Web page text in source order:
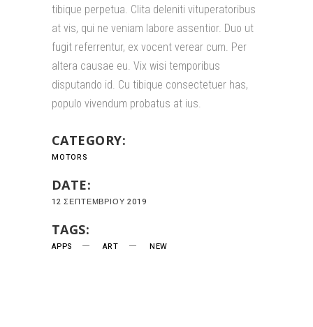
tibique perpetua. Clita deleniti vituperatoribus
at vis, qui ne veniam labore assentior. Duo ut
fugit referrentur, ex vocent verear cum. Per
altera causae eu. Vix wisi temporibus
disputando id. Cu tibique consectetuer has,
populo vivendum probatus at ius.
CATEGORY:
MOTORS
DATE:
12 ΣΕΠΤΕΜΒΡΊΟΥ 2019
TAGS:
APPS ART NEW